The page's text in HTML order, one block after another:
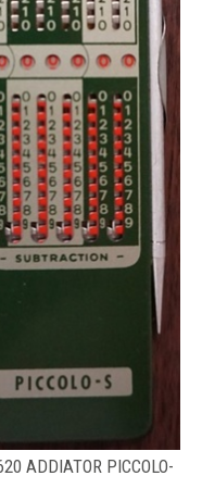
ADDIATOR PICCOLO-